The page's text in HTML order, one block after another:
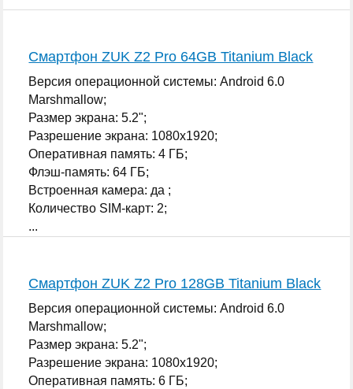
Смартфон ZUK Z2 Pro 64GB Titanium Black
Версия операционной системы: Android 6.0
Marshmallow;
Размер экрана: 5.2";
Разрешение экрана: 1080x1920;
Оперативная память: 4 ГБ;
Флэш-память: 64 ГБ;
Встроенная камера: да ;
Количество SIM-карт: 2;
...
Смартфон ZUK Z2 Pro 128GB Titanium Black
Версия операционной системы: Android 6.0
Marshmallow;
Размер экрана: 5.2";
Разрешение экрана: 1080x1920;
Оперативная память: 6 ГБ;